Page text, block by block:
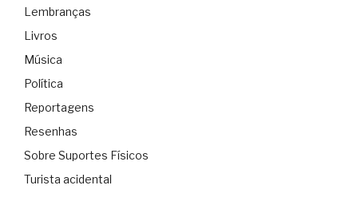
Lembranças
Livros
Música
Política
Reportagens
Resenhas
Sobre Suportes Físicos
Turista acidental